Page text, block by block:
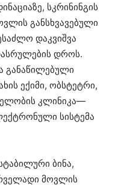
სკრინინგის
განსხვავებული
დაკვიშვა
დროს.
ექიმი, ობსტეტრი,
კლინიკა—
სისტემა
ბინა,
მოვლის